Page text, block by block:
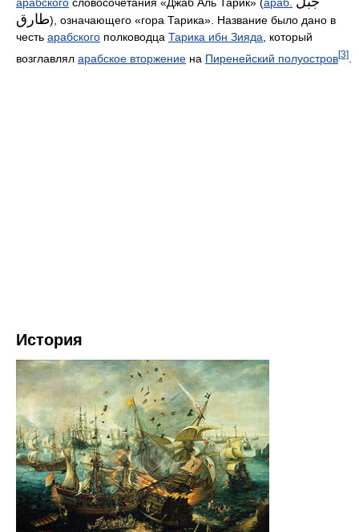
арабского словосочетания «Джаб Аль Тарик» (араб.
طارق‎‎), означающего «гора Тарика». Название было дано в
честь арабского полководца Тарика ибн Зияда, который
возглавлял арабское вторжение на Пиренейский полуостров[3]
История